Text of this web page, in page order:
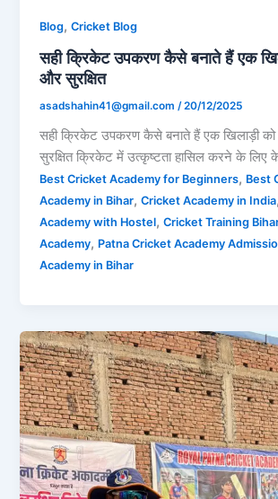
Blog,Cricket Blog
सही क्रिकेट उपकरण कैसे बनाते हैं एक
और सुरक्षित
asadshahin41@gmail.com /20/12/2025
सही क्रिकेट उपकरण कैसे बनाते हैं एक खिलाड़ी
सुरक्षित क्रिकेट में उत्कृष्टता हासिल करने के लिए
Best Cricket Academy for Beginners, Best
Academy in Bihar,Cricket Academy in India
Academy with Hostel,Cricket Training
Academy, Patna Cricket Academy
Academy in Bihar